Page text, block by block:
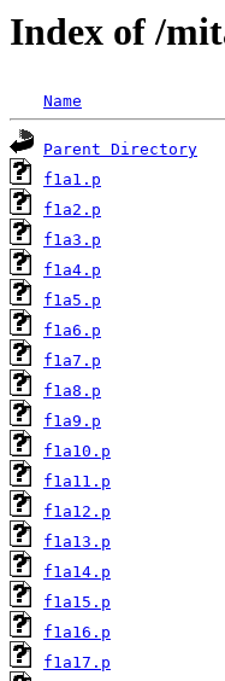
Index of /
Name
Parent Directory
f1a1.p
f1a2.p
f1a3.p
f1a4.p
f1a5.p
f1a6.p
f1a7.p
f1a8.p
f1a9.p
f1a10.p
f1a11.p
f1a12.p
f1a13.p
f1a14.p
f1a15.p
f1a16.p
f1a17.p